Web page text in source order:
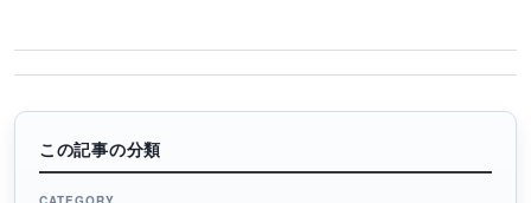
この記事の分類